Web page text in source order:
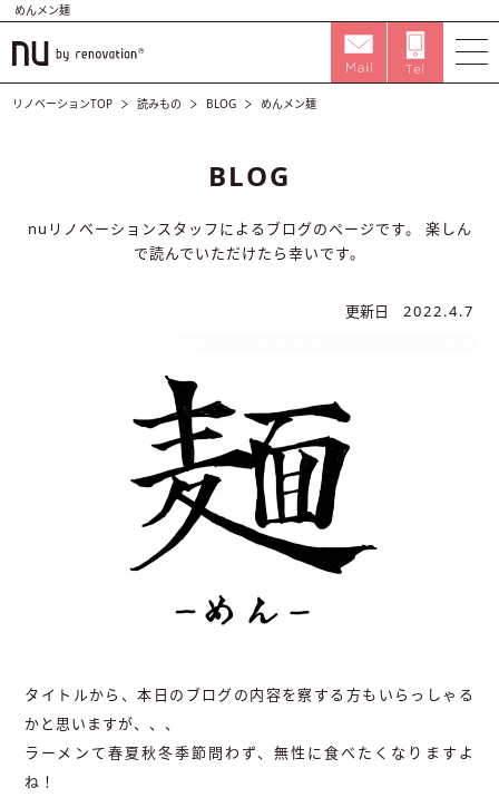
めんメン麺
リノベーションTOP 読みもの BLOG めんメン麺
BLOG
nuリノベーションスタッフによるブログのページです。
楽しん
で読んでいただけたら幸いです。
更新日 2022.4.7
タイトルから、本日のブログの内容を察する方もいらっしゃる
かと思いますが、、、
ラーメンて春夏秋冬季節問わず、無性に食べたくなりますよ
ね！